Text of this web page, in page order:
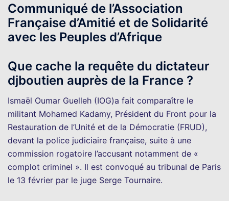
Communiqué de l’Association
Française d’Amitié et de Solidarité
avec les Peuples d’Afrique
Que cache la requête du dictateur
djboutien auprès de la France ?
Ismaël Oumar Guelleh (IOG)a fait comparaître le
militant Mohamed Kadamy, Président du Front pour la
Restauration de l’Unité et de la Démocratie (FRUD),
devant la police judiciaire française, suite à une
commission rogatoire l’accusant notamment de «
complot criminel ». Il est convoqué au tribunal de Paris
le 13 février par le juge Serge Tournaire.